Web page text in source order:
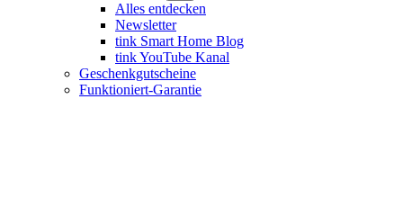
Alles entdecken
Newsletter
tink Smart Home Blog
tink YouTube Kanal
Geschenkgutscheine
Funktioniert-Garantie